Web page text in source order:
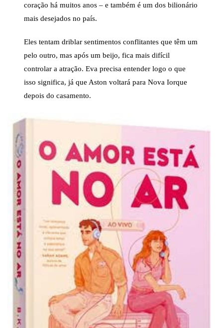
coração há muitos anos – e também é um dos bilionário
mais desejados no país.
Eles tentam driblar sentimentos conflitantes que têm um
pelo outro, mas após um beijo, fica mais difícil
controlar a atração. Eva precisa entender logo o que
isso significa, já que Aston voltará para Nova Iorque
depois do casamento.